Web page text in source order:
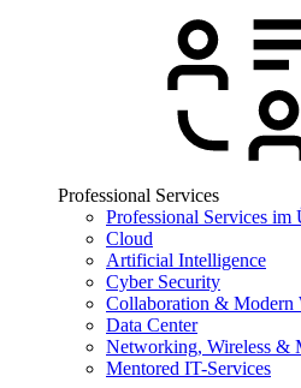
Professional Services
Professional Services im
Cloud
Artificial Intelligence
Cyber Security
Collaboration & Modern
Data Center
Networking, Wireless &
Mentored IT-Services